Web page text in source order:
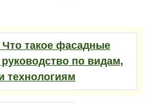
Что такое фасадные
по видам,
технологиям